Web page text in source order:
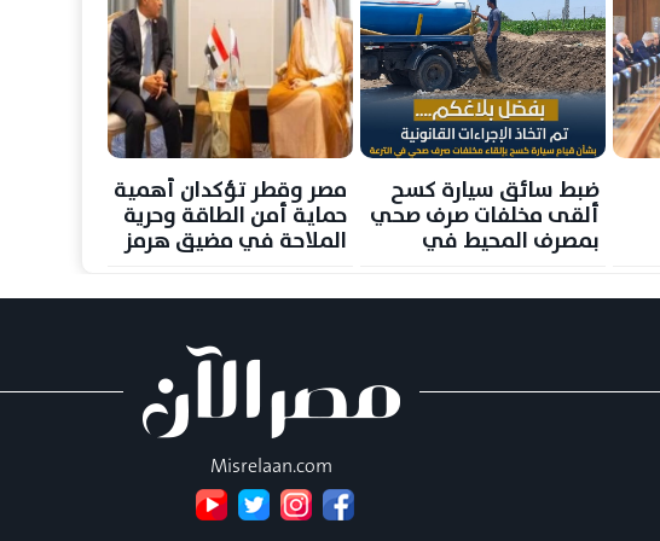
ضبط سائق سيارة كسح
ألقى مخلفات صرف صحي
بمصرف المحيط في
شريك في الجريمة
مصر وقطر تؤكدان أهمية
حماية أمن الطاقة وحرية
الملاحة في مضيق هرمز
التصعيد الإقليمي
Misrelaan.com